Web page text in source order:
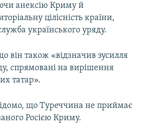
анексію Криму й
цілісність країни,
українського уряду.
він також «відзначив зусилля
спрямовані на вирішення
татар».
що Туреччина не приймає
Росією Криму.